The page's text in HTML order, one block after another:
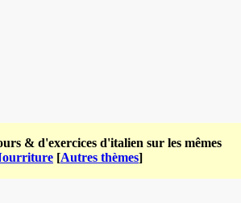
& d'exercices d'italien sur les mêmes
[Autres thèmes]